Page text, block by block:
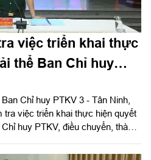
việc triển khai thực
thể Ban Chỉ huy
Chỉ huy PTKV 3 - Tân Ninh,
tra việc triển khai thực hiện quyết
huy PTKV, điều chuyển, thành
Quân khu thừa ủy quyền